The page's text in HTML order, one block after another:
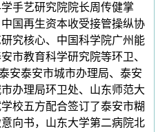
手艺研究院院长周传健掌
国再生资本收受接管操纵协
究核心、中国科学院广州能
市教育科学研究院等环卫、
安泰安市城市办理局、泰安
办理局环卫处、山东师范大
校五方配合签订了泰安市糊
向书，山东大学第二病院北